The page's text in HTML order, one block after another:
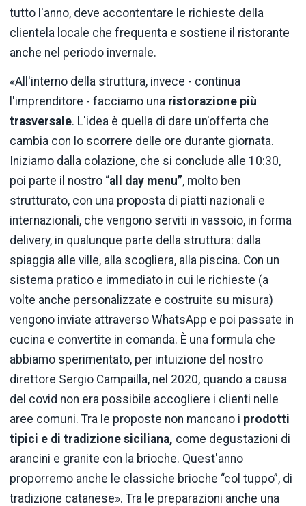
tutto l'anno, deve accontentare le richieste della
clientela locale che frequenta e sostiene il ristorante
anche nel periodo invernale.
«All'interno della struttura, invece - continua
l'imprenditore - facciamo una ristorazione più
trasversale. L'idea è quella di dare un'offerta che
cambia con lo scorrere delle ore durante giornata.
Iniziamo dalla colazione, che si conclude alle 10:30,
poi parte il nostro “all day menu”, molto ben
strutturato, con una proposta di piatti nazionali e
internazionali, che vengono serviti in vassoio, in forma
delivery, in qualunque parte della struttura: dalla
spiaggia alle ville, alla scogliera, alla piscina. Con un
sistema pratico e immediato in cui le richieste (a
volte anche personalizzate e costruite su misura)
vengono inviate attraverso WhatsApp e poi passate in
cucina e convertite in comanda. È una formula che
abbiamo sperimentato, per intuizione del nostro
direttore Sergio Campailla, nel 2020, quando a causa
del covid non era possibile accogliere i clienti nelle
aree comuni. Tra le proposte non mancano i prodotti
tipici e di tradizione siciliana, come degustazioni di
arancini e granite con la brioche. Quest'anno
proporremo anche le classiche brioche “col tuppo”, di
tradizione catanese». Tra le preparazioni anche una